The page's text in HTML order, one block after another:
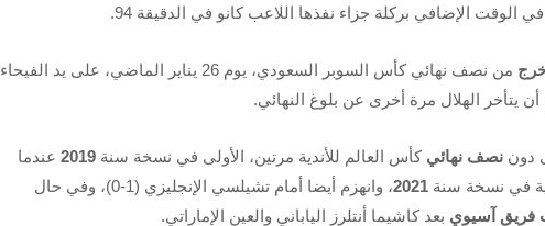
الوقت الإضافي بركلة جزاء نفذها اللاعب كانو في الدقيقة 94.
من نصف نهائي كأس السوبر السعودي، يوم 26 يناير الماضي، على يد الفيحاء
يتأخر الهلال مرة أخرى عن بلوغ النهائي.
دوننصف نهائي كأس العالم للأندية مرتين، الأولى في نسخة سنة2019 عندما
2021
، وانهزم أيضا أمام تشيلسي الإنجليزي (1-0)، وفي حال
فريق آسيوي بعد كاشيما أنتلرز الياباني والعين الإماراتي.